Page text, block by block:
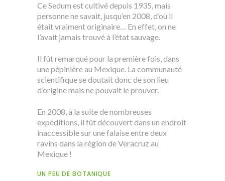
Ce Sedum est cultivé depuis 1935, mais
personne ne savait, jusqu’en 2008, d’où il
était vraiment originaire… En effet, on ne
l’avait jamais trouvé à l’état sauvage.
Il fût remarqué pour la première fois, dans
une pépinière au Mexique. La communauté
scientifique se doutait donc de son lieu
d’origine mais ne pouvait le prouver.
En 2008, à la suite de nombreuses
expéditions, il fût découvert dans un endroit
inaccessible sur une falaise entre deux
ravins dans la région de Veracruz au
Mexique !
UN PEU DE BOTANIQUE